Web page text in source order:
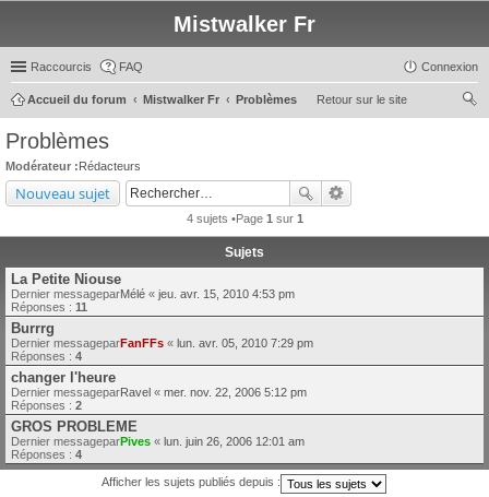
Mistwalker Fr
Raccourcis FAQ Connexion
Retour sur le site
Accueil du forum Mistwalker Fr
Problèmes
Problèmes
Modérateur :Rédacteurs
Nouveau sujet
4 sujets •Page 1 sur 1
Sujets
La Petite Niouse
Dernier messageparMélé « jeu. avr. 15, 2010 4:53 pm
Réponses : 11
Burrrg
Dernier messageparFanFFs « lun. avr. 05, 2010 7:29 pm
Réponses : 4
changer l'heure
Dernier messageparRavel « mer. nov. 22, 2006 5:12 pm
Réponses : 2
GROS PROBLEME
Dernier messageparPives « lun. juin 26, 2006 12:01 am
Réponses : 4
Afficher les sujets publiés depuis :